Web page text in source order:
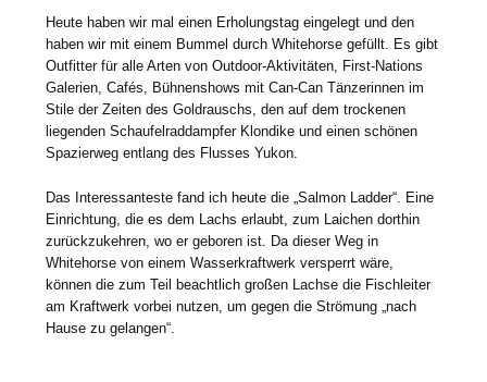
Heute haben wir mal einen Erholungstag eingelegt und den
haben wir mit einem Bummel durch Whitehorse gefüllt. Es gibt
Outfitter für alle Arten von Outdoor-Aktivitäten, First-Nations
Galerien, Cafés, Bühnenshows mit Can-Can Tänzerinnen im
Stile der Zeiten des Goldrauschs, den auf dem trockenen
liegenden Schaufelraddampfer Klondike und einen schönen
Spazierweg entlang des Flusses Yukon.
Das Interessanteste fand ich heute die „Salmon Ladder“. Eine
Einrichtung, die es dem Lachs erlaubt, zum Laichen dorthin
zurückzukehren, wo er geboren ist. Da dieser Weg in
Whitehorse von einem Wasserkraftwerk versperrt wäre,
können die zum Teil beachtlich großen Lachse die Fischleiter
am Kraftwerk vorbei nutzen, um gegen die Strömung „nach
Hause zu gelangen“.